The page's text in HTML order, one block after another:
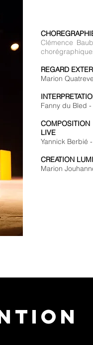
Clémence
REGARD
Marion
Fanny du Bled
LIVE
Yannick Berbié
CREATION
Marion